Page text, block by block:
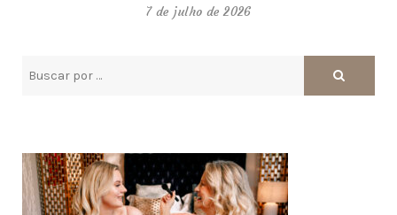
7 de julho de 2026